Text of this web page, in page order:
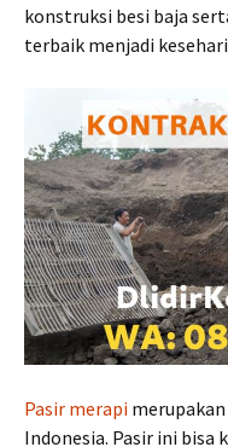
konstruksi besi baja
terbaik menjadi
Pasir merapi
Indonesia. Pasir ini bisa